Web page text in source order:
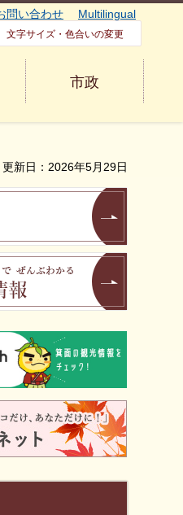
問い合わせ Multilingual
文字サイズ・色合いの変更
市政
更新日：2026年5月29日